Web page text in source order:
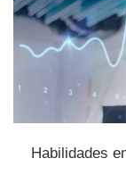
Habilidades